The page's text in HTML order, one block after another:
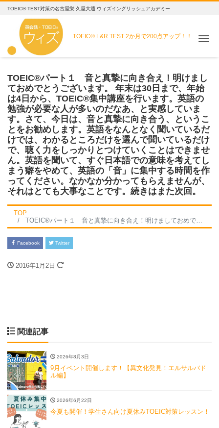
TOEIC® TEST対策の名古屋栄 久屋大通 ウィズイングリッシュアカデミー
TOEIC® L&R TEST2か月で200点アップ！！
TOEIC®パート１ 音と真摯に向き合え！明けまし
ておめでとうございます。 年末は30日まで、年始
は4日から、TOEIC®集中講座を行います。英語の
勉強が必要な人が多いのだなあ、と実感していま
す。さて、今日は、音と真摯に向き合う、というこ
とをお勧めします。英語をなんとなく聞いているだ
けでは、わかるところだけを選んで聞いているだけ
で、聴く力をしっかりとつけていくことはできませ
ん。英語を聞いて、すぐ日本語での意味を考えてし
まう癖をやめて、英語の「音」に集中する時間を作
ってください。なかなか分かってもらえませんが、
それはとても大事なことです。続きはまた次回。
TOP
TOEIC®パート１ 音と真摯に向き合え！明けましておめでとうございます。 年末は30日まで、年始は4日から、TOEIC®集中講座を行います。英語の勉強が必要な人が多いのだなあ、と実感しています。さて、今日は、音と真摯に向き合う、ということをお勧めします。英語をなんとなく聞いているだけでは、わかるところだけを選んで聞いているだけで、聴く力をしっかりとつけていくことはできません。英語を聞いて、すぐ日本語での意味を考えてしまう癖をやめて、英語の「音」に集中する時間を作ってください。なかなか分かってもらえませんが、それはとても大事なことです。続きはまた次回。
Facebook Twitter
2016年1月2日
関連記事
2026年8月3日
9月イベント開催します！【異文化発見！エルサルバド
ル編】
2026年6月22日
今夏も開催！学生さん向け夏休みTOEIC対策レッスン！